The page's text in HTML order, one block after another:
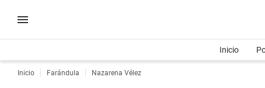
Inicio
Inicio Farándula Nazarena Vélez